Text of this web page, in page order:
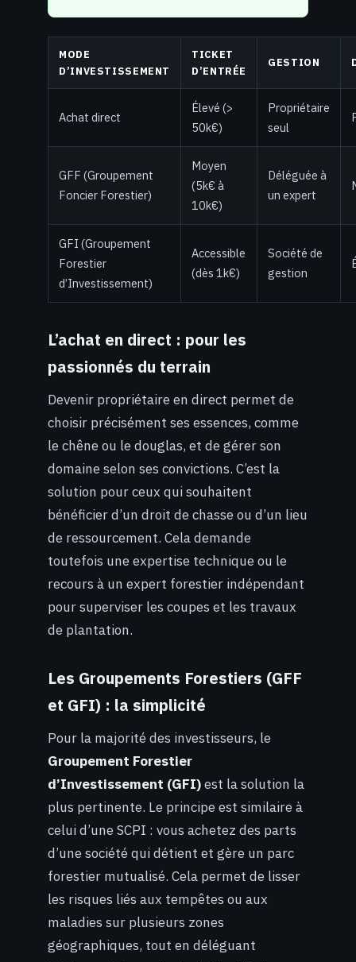
MODE
D’INVESTISSEMENT
TICKET
D’ENTRÉE
GESTION
Achat direct
Élevé (>
50k€)
Propriétaire
seul
GFF (Groupement
Foncier Forestier)
Moyen
(5k€ à
10k€)
Déléguée à
un expert
GFI (Groupement
Forestier
d’Investissement)
Accessible
(dès 1k€)
Société de
gestion
L’achat en direct : pour les
passionnés du terrain
Devenir propriétaire en direct permet de
choisir précisément ses essences, comme
le chêne ou le douglas, et de gérer son
domaine selon ses convictions. C’est la
solution pour ceux qui souhaitent
bénéficier d’un droit de chasse ou d’un lieu
de ressourcement. Cela demande
toutefois une expertise technique ou le
recours à un expert forestier indépendant
pour superviser les coupes et les travaux
de plantation.
Les Groupements Forestiers (GFF
et GFI) : la simplicité
Pour la majorité des investisseurs, le
Groupement Forestier
d’Investissement (GFI)est la solution la
plus pertinente. Le principe est similaire à
celui d’une SCPI : vous achetez des parts
d’une société qui détient et gère un parc
forestier mutualisé. Cela permet de lisser
les risques liés aux tempêtes ou aux
maladies sur plusieurs zones
géographiques, tout en déléguant